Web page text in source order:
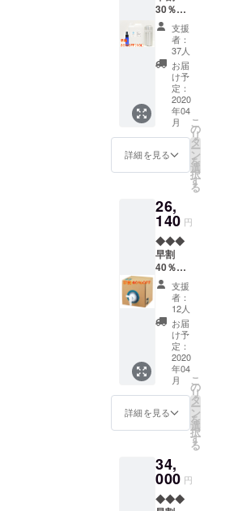
用して
くださ
い ※皆
様のご
支援に
より量
産効率
が向上
した場
合、正
規販売
価格が
がる可
能性も
ござい
ます。
※デザイ
ン・仕
様は変
更にな
る可能
性もご
ざいま
す。ご
了承く
ださ
い。 ※
状況、
使用部
況、製
造工程
上の都
合等に
Lattice
（小型
超音波
加湿
器）：1
定販売
価格
12,880
円（税
別）の
25％OF
End（
ウイル
ス・
ジ・エ
ンド）
は薄め
ずその
まま使
用して
くださ
い ※皆
様のご
支援に
より量
産効率
が向上
した場
販売予
定価格
より下
がる可
30％OF
F【100
セット
限定】※
送料無
◆◆◆
【内
容】 ・
Virus
the
End（
ウイル
ス・
ン
ド）：
10,000
ml（10
L） ・
Lattice
（小型
超音波
加湿
器）：2
定販売
価格
25,760
円（税
別）の
30％OF
End（
ウイル
ス・
ジ・エ
支援
者：
37人
お届
け予
定：
2020
年04
月
詳細を見る
こ
の
リ
タ
ー
ン
を
選
択
す
る
26,
140 円
◆◆◆
早割
40％OF
F【大容
量：業
務向
き】※送
料無料
◆◆◆
【内
容】 ・
Virus
the
End（
ウイル
ス・
ン
ド）：
200,000
ml（20
支援
者：
12人
お届
け予
定：
2020
年04
月
詳細を見る
こ
の
リ
タ
ー
ン
を
選
択
す
る
34,
000 円
◆◆◆